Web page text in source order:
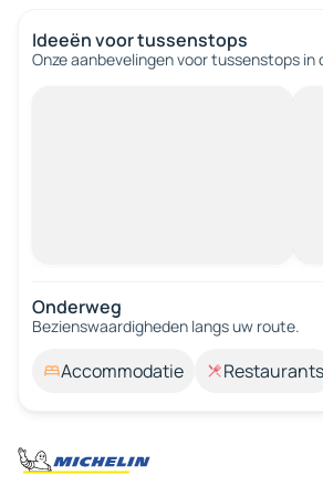
Ideeën voor tussenstops
Onze aanbevelingen voor tussenstops in
Onderweg
Bezienswaardigheden langs uw route.
Accommodatie Restaurants